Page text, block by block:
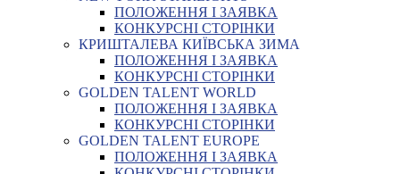
ПОЛОЖЕННЯ І ЗАЯВКА
КОНКУРСНІ СТОРІНКИ
КРИШТАЛЕВА КИЇВСЬКА ЗИМА
ПОЛОЖЕННЯ І ЗАЯВКА
КОНКУРСНІ СТОРІНКИ
GOLDEN TALENT WORLD
ПОЛОЖЕННЯ І ЗАЯВКА
КОНКУРСНІ СТОРІНКИ
GOLDEN TALENT EUROPE
ПОЛОЖЕННЯ І ЗАЯВКА